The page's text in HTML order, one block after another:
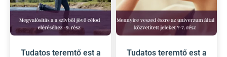
Tudatos teremtő est a Tudatos teremtő est a